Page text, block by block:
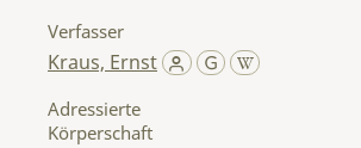
Verfasser
Kraus, Ernst
Adressierte
Körperschaft